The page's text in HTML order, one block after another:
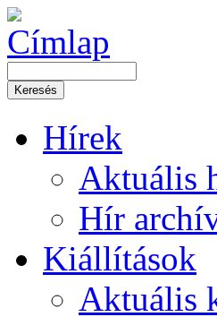
Hírek
Aktuális
Hír
Kiállítások
Aktuális